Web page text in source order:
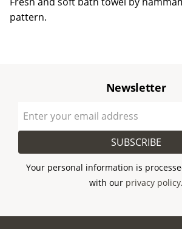
pattern.
Newsletter
SUBSCRIBE
Your personal information is
with our privacy policy.